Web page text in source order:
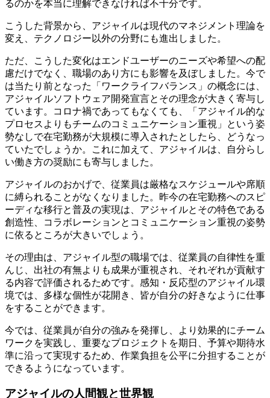
るのかを本当に理解できなければ不十分です。
こうした背景から、アジャイルは現代のマネジメント理論を
変え、テクノロジー以外の分野にも進出しました。
ただ、こうした変化はエンドユーザーのニーズや希望への配
慮だけでなく、職場のあり方にも影響を及ぼしました。今で
は当たり前となった「ワークライフバランス」の概念には、
アジャイルソフトウェア開発宣言とその理念が大きく寄与し
ています。コロナ禍であってもなくても、「アジャイル的な
プロセスよりもチームのコミュニケーション重視」という姿
勢なしで在宅勤務が大規模に導入されたとしたら、どうなっ
ていたでしょうか。これに加えて、アジャイルは、自分らし
い働き方の奨励にも寄与しました。
アジャイルのおかげで、従業員は厳格なスケジュールや席順
に縛られることがなくなりました。昨今の在宅勤務へのスピ
ーディな移行と普及の実現は、アジャイルとその特色である
創造性、コラボレーションとコミュニケーション重視の姿勢
に依るところが大きいでしょう。
その理由は、アジャイル型の職場では、従業員の自律性を重
んじ、出社の有無よりも成果が重視され、それぞれが貢献す
る内容で評価されるためです。感知・反応型のアジャイル環
境では、多様な個性が花開き、皆が自分の好きなように仕事
をすることができます。
今では、従業員が自分の強みを発揮し、より効果的にチーム
ワークを実践し、重要なプロジェクトを期日、予算や期待水
準に沿って実現するため、作業負担を公平に分担することが
できるようになっています。
アジャイルの人間観と世界観